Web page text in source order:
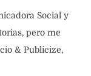
Social y
pero me
& Publicize,